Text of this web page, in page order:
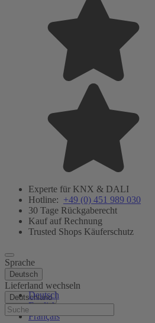
Experte für KNX & DALI
Hotline: +49 (0) 451 989 030
30 Tage Rückgaberecht
Kauf auf Rechnung
Trusted Shops Käuferschutz
Sprache
Deutsch
Deutsch
English
Français
Lieferland wechseln
Deutschland
Hilfe